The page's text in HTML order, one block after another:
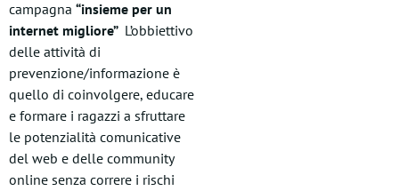
campagna “insieme per un
internet migliore” L’obbiettivo
delle attività di
prevenzione/informazione è
quello di coinvolgere, educare
e formare i ragazzi a sfruttare
le potenzialità comunicative
del web e delle community
online senza correre i rischi